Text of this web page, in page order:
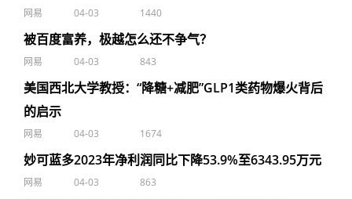
网易 04-03 1440
被百度富养，极越怎么还不争气？
网易 04-03 843
美国西北大学教授：“降糖+减肥”GLP1类药物爆火背后
的启示
网易 04-03 1674
妙可蓝多2023年净利润同比下降53.9%至6343.95万元
网易 04-03 863